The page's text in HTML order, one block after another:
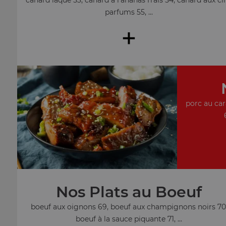
parfums 55, ...
+
porc au
Nos Plats au Boeuf
boeuf aux oignons 69, boeuf aux champignons noirs
boeuf à la sauce piquante 71, ...